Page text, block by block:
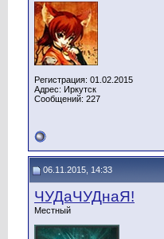
Регистрация: 01.02.2015
Адрес: Иркутск
Сообщений: 227
06.11.2015, 14:33
ЧУДаЧУДнаЯ!
Местный